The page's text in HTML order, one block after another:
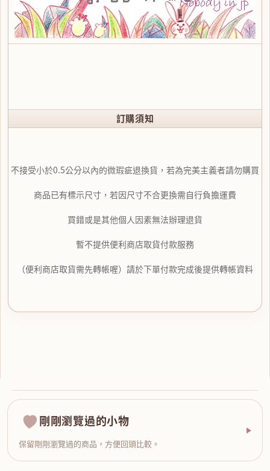
訂購須知
不接受小於0.5公分以內的微瑕疵退換貨，若為完美主義者請勿購買
商品已有標示尺寸，若因尺寸不合更換需自行負擔運費
買錯或是其他個人因素無法辦理退貨
暫不提供便利商店取貨付款服務
（便利商店取貨需先轉帳喔）請於下單付款完成後提供轉帳資料
剛剛瀏覽過的小物
保留剛剛瀏覽過的商品，方便回頭比較。